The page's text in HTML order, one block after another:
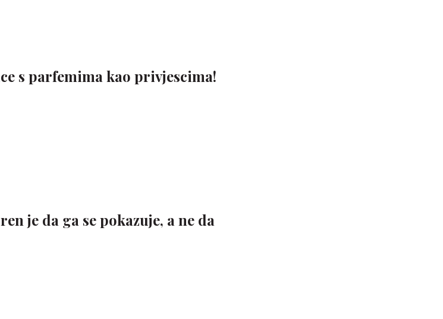
s parfemima kao privjescima!
je da ga se pokazuje, a ne da